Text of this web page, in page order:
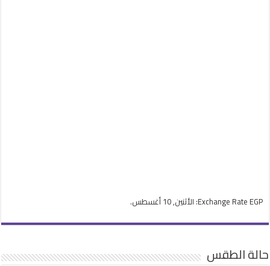
Exchange Rate EGP : الأثنين, 10 أغسطس.
حالة الطقس